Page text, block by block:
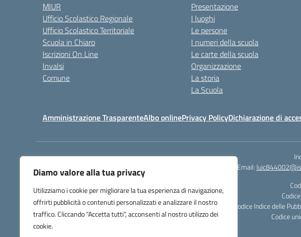
Diamo valore alla tua privacy
Utilizziamo i cookie per migliorare la tua esperienza di navigazione,
offrirti pubblicità o contenuti personalizzati e analizzare il nostro
traffico. Cliccando “Accetta tutti”, acconsenti al nostro utilizzo dei
cookie.
MIUR
Ufficio Scolastico Regionale
Ufficio Scolastico Territoriale
Scuola in Chiaro
Iscrizioni On Line
Invalsi
Comune
Presentazione
I luoghi
Le persone
I numeri della scuola
Le carte della scuola
Organizzazione
La storia
La Scuola
Amministrazione TrasparenteAlbo onlinePrivacy PolicyDichiarazione di
Email:
Codice Indice delle
Codice